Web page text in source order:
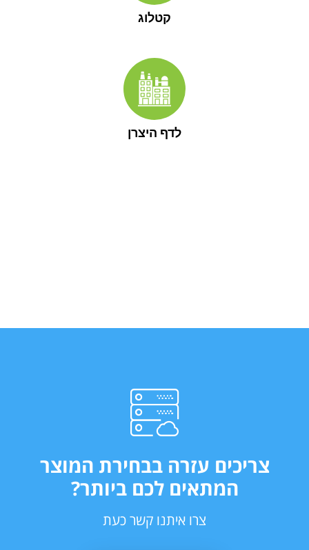
קטלוג
לדף היצרן
צריכים עזרה בבחירת המוצר
המתאים לכם ביותר?
צרו איתנו קשר כעת